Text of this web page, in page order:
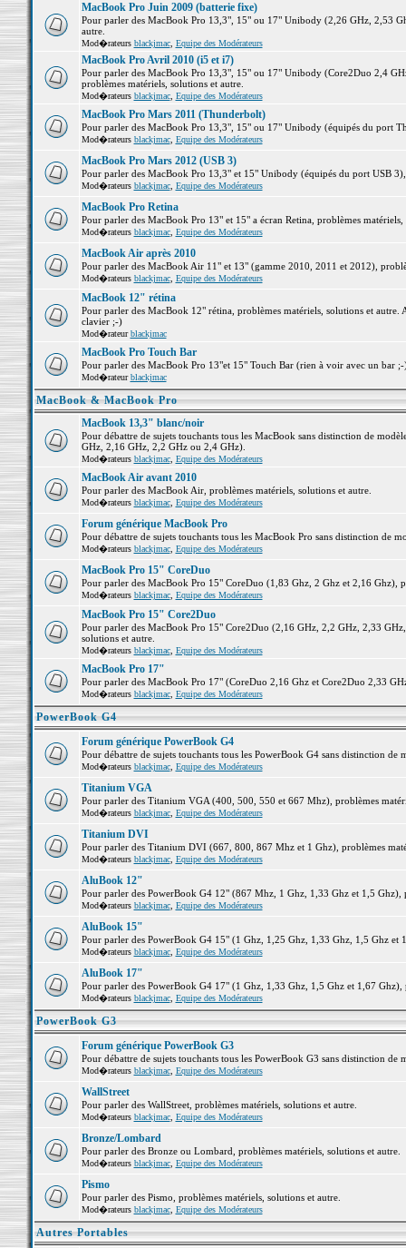
MacBook Pro Juin 2009 (batterie fixe)
Pour parler des MacBook Pro 13,3", 15" ou 17" Unibody (2,26 GHz, 2,53
autre.
Mod�rateurs blackjmac, Equipe des Modérateurs
MacBook Pro Avril 2010 (i5 et i7)
Pour parler des MacBook Pro 13,3", 15" ou 17" Unibody (Core2Duo 2,4
problèmes matériels, solutions et autre.
Mod�rateurs blackjmac, Equipe des Modérateurs
MacBook Pro Mars 2011 (Thunderbolt)
Pour parler des MacBook Pro 13,3", 15" ou 17" Unibody (équipés du port
Mod�rateurs blackjmac, Equipe des Modérateurs
MacBook Pro Mars 2012 (USB 3)
Pour parler des MacBook Pro 13,3" et 15" Unibody (équipés du port USB
Mod�rateurs blackjmac, Equipe des Modérateurs
MacBook Pro Retina
Pour parler des MacBook Pro 13" et 15" a écran Retina, problèmes matériels,
Mod�rateurs blackjmac, Equipe des Modérateurs
MacBook Air après 2010
Pour parler des MacBook Air 11" et 13" (gamme 2010, 2011 et 2012),
Mod�rateurs blackjmac, Equipe des Modérateurs
MacBook 12" rétina
Pour parler des MacBook 12" rétina, problèmes matériels, solutions et
clavier ;-)
Mod�rateurblackjmac
MacBook Pro Touch Bar
Pour parler des MacBook Pro 13"et 15" Touch Bar (rien à voir avec un bar
Mod�rateurblackjmac
MacBook & MacBook Pro
MacBook 13,3" blanc/noir
Pour débattre de sujets touchants tous les MacBook sans distinction de
GHz, 2,16 GHz, 2,2 GHz ou 2,4 GHz).
Mod�rateurs blackjmac, Equipe des Modérateurs
MacBook Air avant 2010
Pour parler des MacBook Air, problèmes matériels, solutions et autre.
Mod�rateurs blackjmac, Equipe des Modérateurs
Forum générique MacBook Pro
Pour débattre de sujets touchants tous les MacBook Pro sans distinction de
Mod�rateurs blackjmac, Equipe des Modérateurs
MacBook Pro 15" CoreDuo
Pour parler des MacBook Pro 15" CoreDuo (1,83 Ghz, 2 Ghz et 2,16 Ghz),
Mod�rateurs blackjmac, Equipe des Modérateurs
MacBook Pro 15" Core2Duo
Pour parler des MacBook Pro 15" Core2Duo (2,16 GHz, 2,2 GHz, 2,33
solutions et autre.
Mod�rateurs blackjmac, Equipe des Modérateurs
MacBook Pro 17"
Pour parler des MacBook Pro 17" (CoreDuo 2,16 Ghz et Core2Duo 2,33
Mod�rateurs blackjmac, Equipe des Modérateurs
PowerBook G4
Forum générique PowerBook G4
Pour débattre de sujets touchants tous les PowerBook G4 sans distinction de
Mod�rateurs blackjmac, Equipe des Modérateurs
Titanium VGA
Pour parler des Titanium VGA (400, 500, 550 et 667 Mhz), problèmes
Mod�rateurs blackjmac, Equipe des Modérateurs
Titanium DVI
Pour parler des Titanium DVI (667, 800, 867 Mhz et 1 Ghz), problèmes
Mod�rateurs blackjmac, Equipe des Modérateurs
AluBook 12"
Pour parler des PowerBook G4 12" (867 Mhz, 1 Ghz, 1,33 Ghz et 1,5 Ghz),
Mod�rateurs blackjmac, Equipe des Modérateurs
AluBook 15"
Pour parler des PowerBook G4 15" (1 Ghz, 1,25 Ghz, 1,33 Ghz, 1,5 Ghz et
Mod�rateurs blackjmac, Equipe des Modérateurs
AluBook 17"
Pour parler des PowerBook G4 17" (1 Ghz, 1,33 Ghz, 1,5 Ghz et 1,67 Ghz),
Mod�rateurs blackjmac, Equipe des Modérateurs
PowerBook G3
Forum générique PowerBook G3
Pour débattre de sujets touchants tous les PowerBook G3 sans distinction de
Mod�rateurs blackjmac, Equipe des Modérateurs
WallStreet
Pour parler des WallStreet, problèmes matériels, solutions et autre.
Mod�rateurs blackjmac, Equipe des Modérateurs
Bronze/Lombard
Pour parler des Bronze ou Lombard, problèmes matériels, solutions et autre.
Mod�rateurs blackjmac, Equipe des Modérateurs
Pismo
Pour parler des Pismo, problèmes matériels, solutions et autre.
Mod�rateurs blackjmac, Equipe des Modérateurs
Autres Portables